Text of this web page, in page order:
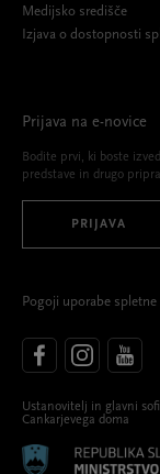
Medijsko središče
Izjava o dostopnosti
Prijava na e-novice
Bodite prvi, ki boste
predstave in drugo
PRIJAVA
Pogoji uporabe spletne
Ustanovitelj in glavni
Cankarjevega doma